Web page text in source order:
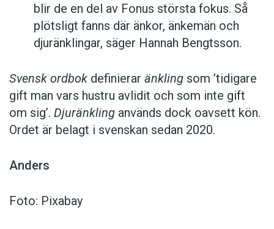
blir de en del av Fonus största fokus. Så
plötsligt fanns där änkor, änkemän och
djuränklingar, säger Hannah Bengtsson.
Svensk ordbok definierar änkling som ’tidigare
gift man vars hustru av­lidit och som inte gift
om sig’. Djuränkling används dock oavsett kön.
Ordet är belagt i svenskan sedan 2020.
Anders
Foto: Pixabay